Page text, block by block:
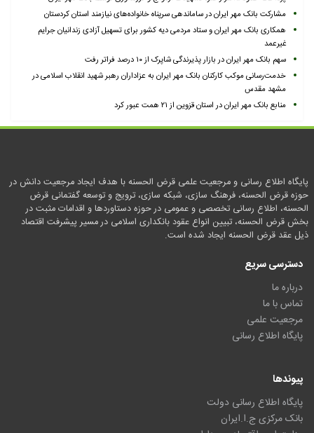
مشارکت بانک مهر ایران در ساماندهی سرپناه خانواده‌های نیازمند استان کردستان
همکاری بانک مهر ایران و ستاد مردمی دیه کشور برای تسهیل آزادی زندانیان جرایم
غیرعمد
سهم بانک مهر ایران در بازار پذیرندگی شاپرک از ۱۰ درصد فراتر رفت
خدمت‌رسانی موکب کارکنان بانک مهر ایران به عزاداران رهبر شهید انقلاب اسلامی در
مشهد مقدس
منابع بانک مهر ایران در استان قزوین از ۲۱ همت عبور کرد
پایگاه اطلاع رسانی و مرجعیت علمی قرض الحسنه با هدف ایجاد مرجعیت دانش در
حوزه قرض الحسنه، فرهنگ سازی، شبکه سازی، ترویج و توسعه گفتمانی قرض
الحسنه، اطلاع رسانی تخصصی و عمومی در حوزه دستاوردها و اقدامات مثبت در
بخش قرض الحسنه، تبیین انواع عقود بانکداری اسلامی در مسیر پیشرفت اقتصاد
ذیل عقد قرض الحسنه ایجاد شده است.
دسترسی سریع
درباره ما
تماس با ما
مرجعیت علمی
پایگاه اطلاع رسانی
پیوندها
پایگاه اطلاع رسانی دولت
بانک مرکزی ج.ا.ایران